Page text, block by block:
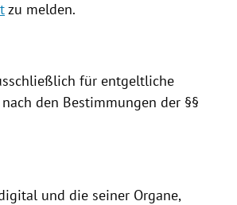
zu melden.
für entgeltliche
nach den Bestimmungen der §§
und die seiner Organe,